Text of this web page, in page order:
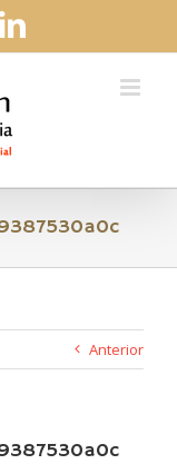
linkedin
Anterior